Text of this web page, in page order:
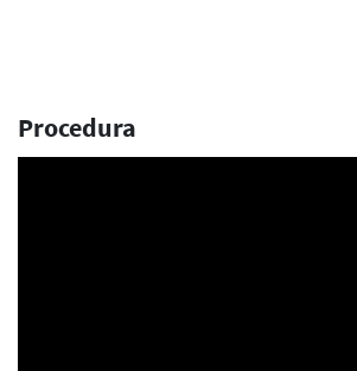
Procedura